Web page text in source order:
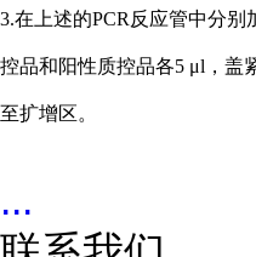
3.在上述的PCR反应管中分
控品和阳性质控品各5 μl，盖
至扩增区。
...